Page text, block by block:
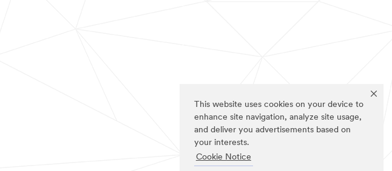
This website uses cookies on your device to
enhance site navigation, analyze site usage,
and deliver you advertisements based on
your interests.
Cookie Notice